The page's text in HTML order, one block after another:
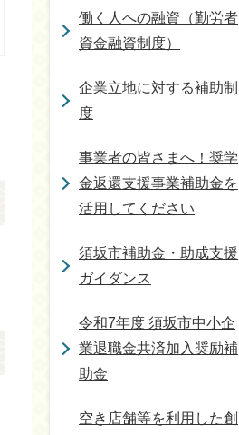
働く人への融資（勤労者
資金融資制度）
企業立地に対する補助制
度
事業者の皆さまへ！奨学
金返還支援事業補助金を
活用してください
須坂市補助金・助成支援
ガイダンス
令和7年度 須坂市中小企
業退職金共済加入奨励補
助金
空き店舗等を利用した創